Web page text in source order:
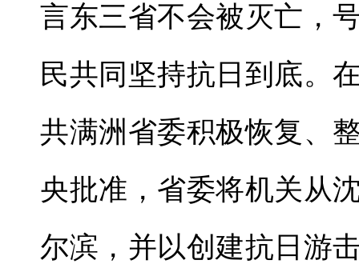
言东三省不会被灭亡，
民共同坚持抗日到底。
共满洲省委积极恢复、
央批准，省委将机关从
尔滨，并以创建抗日游